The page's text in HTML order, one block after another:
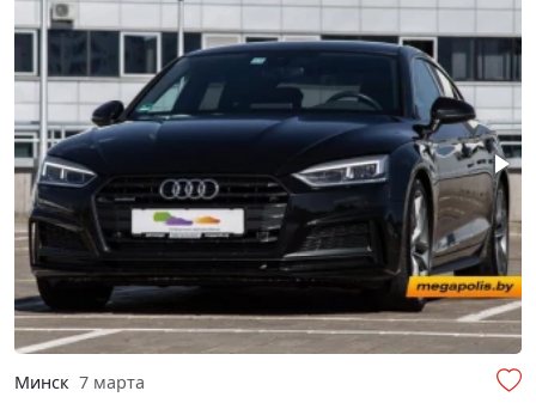
Минск 7 марта